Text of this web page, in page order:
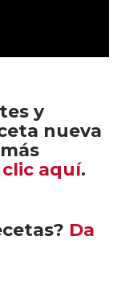
y
nueva
clic aquí.
Da